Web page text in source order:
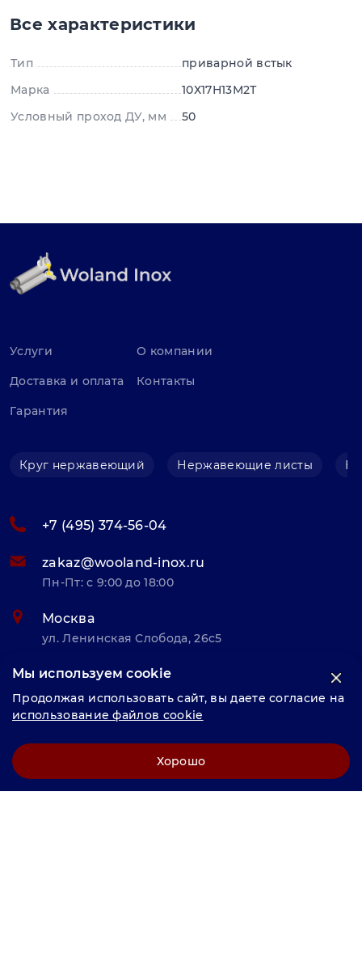
Все характеристики
Тип
приварной встык
Марка
10Х17Н13М2Т
Условный проход ДУ, мм
50
Услуги
Доставка и оплата
Гарантия
О компании
Контакты
Круг нержавеющий Нержавеющие листы
+7 (495) 374-56-04
zakaz@wooland-inox.ru
Пн-Пт: с 9:00 до 18:00
Москва
ул. Ленинская Слобода, 26с5
© «Велунд нержавейка» 2025, Разработка и комплексное
продвижение " LCAgency"
Мы используем cookie
Продолжая использовать сайт, вы даете согласие на
использование файлов cookie
Хорошо